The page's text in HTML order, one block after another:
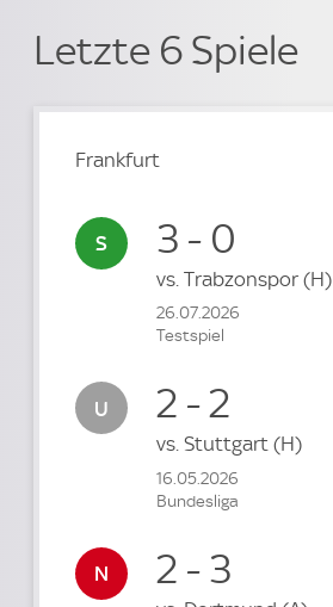
Letzte 6 Spiele
Frankfurt
3 - 0
vs. Trabzonspor (H)
26.07.2026
Testspiel
2 - 2
vs. Stuttgart (H)
16.05.2026
Bundesliga
2 - 3